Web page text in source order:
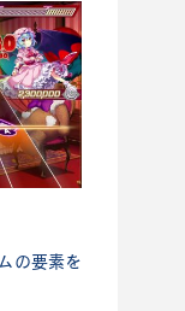
ムの要素を